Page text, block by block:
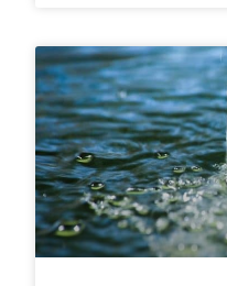
melhorar o
combinando